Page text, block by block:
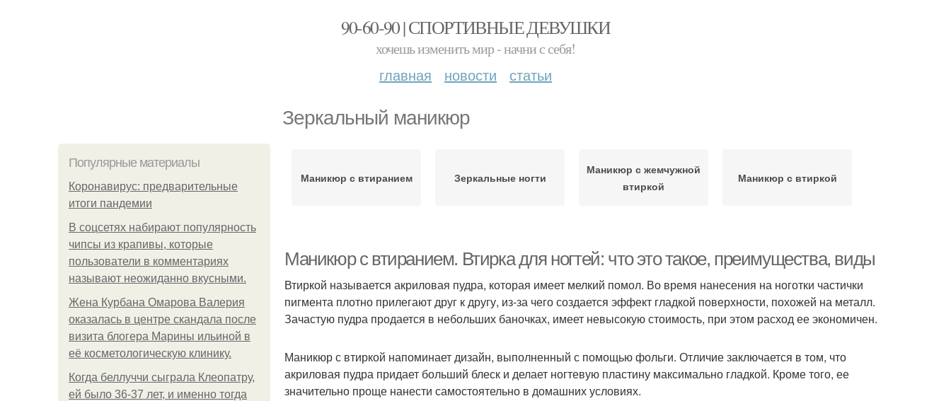
90-60-90 | СПОРТИВНЫЕ ДЕВУШКИ
хочешь изменить мир - начни с себя!
главная новости статьи
Зеркальный маникюр
Популярные материалы
Коронавирус: предварительные
итоги пандемии
В соцсетях набирают популярность
чипсы из крапивы, которые
пользователи в комментариях
называют неожиданно вкусными.
Жена Курбана Омарова Валерия
оказалась в центре скандала после
визита блогера Марины ильиной в
её косметологическую клинику.
Когда беллуччи сыграла Клеопатру,
ей было 36-37 лет, и именно тогда
Маникюр с втиранием Зеркальные ногти
Маникюр с жемчужной
втиркой
Маникюр с втиркой
Маникюр с втиранием. Втирка для ногтей: что это такое, преимущества, виды
Втиркой называется акриловая пудра, которая имеет мелкий помол. Во время нанесения на ноготки частички
пигмента плотно прилегают друг к другу, из-за чего создается эффект гладкой поверхности, похожей на металл.
Зачастую пудра продается в небольших баночках, имеет невысокую стоимость, при этом расход ее экономичен.
Маникюр с втиркой напоминает дизайн, выполненный с помощью фольги. Отличие заключается в том, что
акриловая пудра придает больший блеск и делает ногтевую пластину максимально гладкой. Кроме того, ее
значительно проще нанести самостоятельно в домашних условиях.